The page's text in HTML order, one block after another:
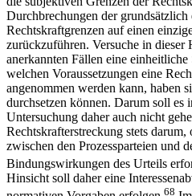
Durchbrechungen der grundsätzlich
Rechtskraftgrenzen auf einen
zurückzuführen. Versuche in dieser
anerkannten Fällen eine
welchen Voraussetzungen eine
angenommen werden kann, haben
durchsetzen können. Darum soll es
Untersuchung daher auch nicht
Rechtskrafterstreckung stets darum,
zwischen den Prozessparteien und
Bindungswirkungen des Urteils
Hinsicht soll daher eine
68